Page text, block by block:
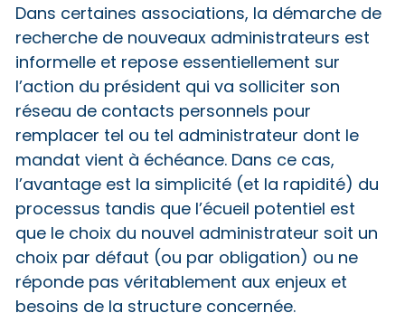
Dans certaines associations, la démarche de
recherche de nouveaux administrateurs est
informelle et repose essentiellement sur
l’action du président qui va solliciter son
réseau de contacts personnels pour
remplacer tel ou tel administrateur dont le
mandat vient à échéance. Dans ce cas,
l’avantage est la simplicité (et la rapidité) du
processus tandis que l’écueil potentiel est
que le choix du nouvel administrateur soit un
choix par défaut (ou par obligation) ou ne
réponde pas véritablement aux enjeux et
besoins de la structure concernée.